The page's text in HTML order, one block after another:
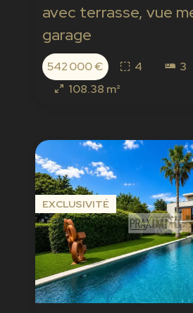
avec terrasse, vue
garage
542 000 € 4
3
108.38 m²
EXCLUSIVITÉ